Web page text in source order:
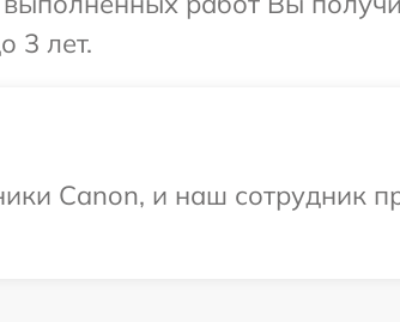
3 лет.
Canon, и наш сотрудник